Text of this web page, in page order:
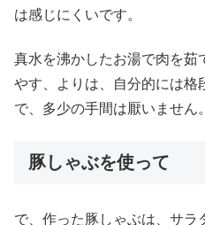
は感じにくいです。
真水を沸かしたお湯で肉を茹
やす、よりは、自分的には格
で、多少の手間は厭いません
豚しゃぶを使って
で、作った豚しゃぶは、サ